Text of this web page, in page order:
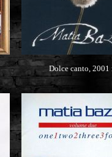
Dolce canto, 2001